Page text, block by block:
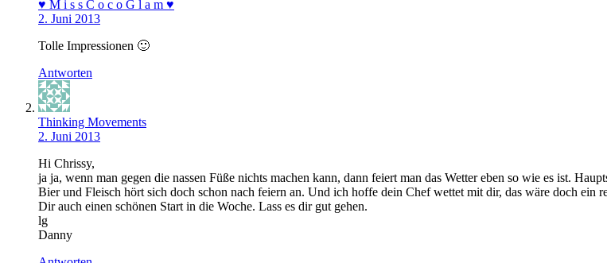
♥ M i s s C o c o G l a m ♥
2. Juni 2013
Tolle Impressionen 🙂
Antworten
Thinking Movements
2. Juni 2013
Hi Chrissy,
ja ja, wenn man gegen die nassen Füße nichts machen kann, dann feiert man das Wetter eben so wie es ist.
Bier und Fleisch hört sich doch schon nach feiern an. Und ich hoffe dein Chef wettet mit dir, das wäre doch ein
Dir auch einen schönen Start in die Woche. Lass es dir gut gehen.
lg
Danny